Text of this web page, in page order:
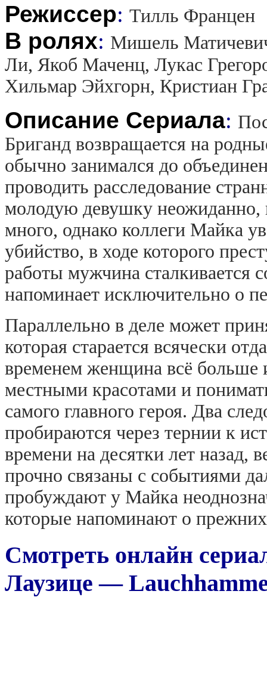
Режиссер: Тилль Францен
В ролях: Мишель
Ли, Якоб Маченц, Лукас
Хильмар Эйхгорн, Кристиан
Описание Сериала:
Бриганд возвращается на
обычно занимался до
проводить расследование
молодую девушку неожиданно,
много, однако коллеги Майка
убийство, в ходе которого
работы мужчина
напоминает исключительно о
Параллельно в деле может
которая старается всячески
временем женщина всё больше
местными красотами и
самого главного героя. Два
пробираются через тернии к
времени на десятки лет назад,
прочно связаны с событиями
пробуждают у Майка
которые напоминают о
Смотреть онлайн
Лаузице —